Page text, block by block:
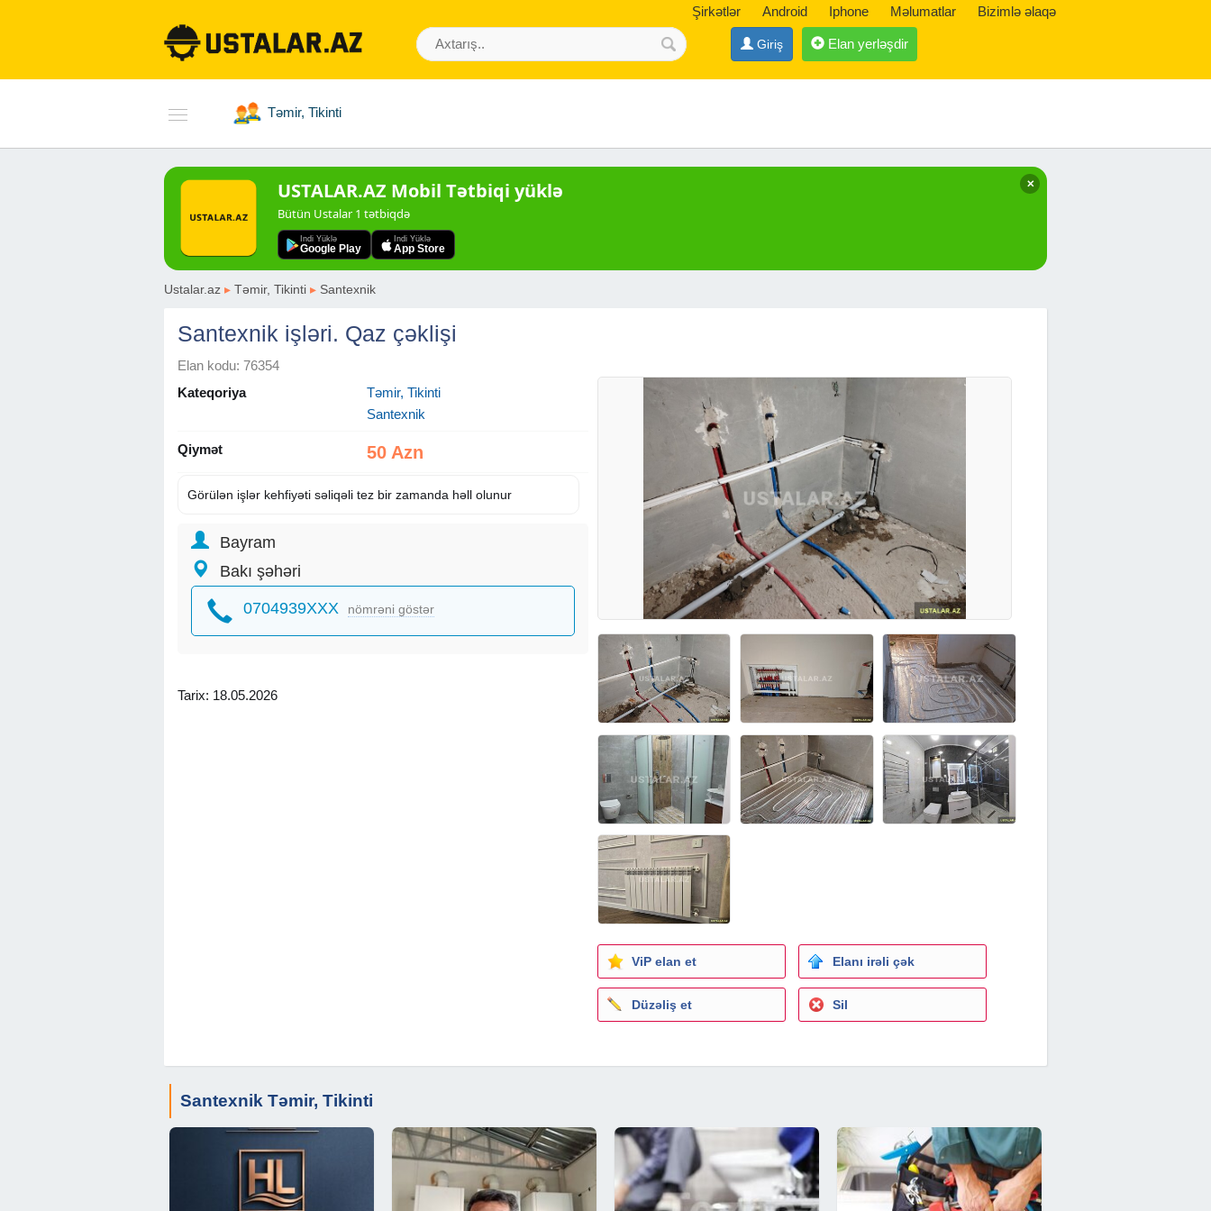
Şirkətlər Android Iphone Məlumatlar Bizimlə əlaqə
Giriş Elan yerləşdir
Təmir, Tikinti
✕
USTALAR.AZ Mobil Tətbiqi yüklə
Bütün Ustalar 1 tətbiqdə
Indi Yüklə
Google Play
Indi Yüklə
App Store
Ustalar.az ▸ Təmir, Tikinti ▸ Santexnik
Santexnik işləri. Qaz çəklişi
Elan kodu: 76354
Kateqoriya
Təmir, Tikinti
Santexnik
Qiymət 50 Azn
Görülən işlər kehfiyəti səliqəli tez bir zamanda həll olunur
Bayram
Bakı şəhəri
0704939XXX nömrəni göstər
Tarix: 18.05.2026
ViP elan et Elanı irəli çək
Düzəliş et Sil
Santexnik Təmir, Tikinti